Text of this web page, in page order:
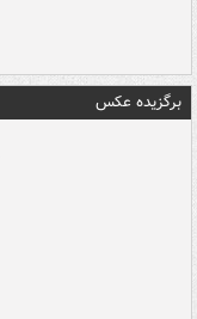
برگزیده عکس